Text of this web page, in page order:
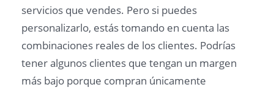
servicios que vendes. Pero si puedes
personalizarlo, estás tomando en cuenta las
combinaciones reales de los clientes. Podrías
tener algunos clientes que tengan un margen
más bajo porque compran únicamente